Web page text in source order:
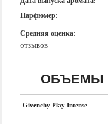
Парфюмер:
Средняя оценка:
отзывов
ОБЪЕМЫ
Givenchy Play Intense